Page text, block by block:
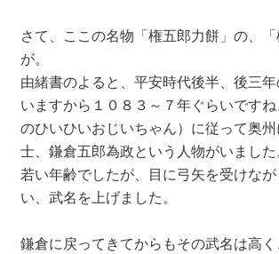
さて、ここの名物「権五郎力餅」の、
が。
由緒書のよると、平安時代後半、後三
いますから１０８３～７年ぐらいです
のひいひいおじいちゃん）に従って奥
士、鎌倉五郎為政という人物がいまし
若い年齢でしたが、目に弓矢を受けな
い、武名を上げました。
鎌倉に戻ってきてからもその武名は高